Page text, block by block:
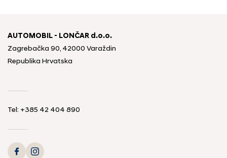
AUTOMOBIL - LONČAR d.o.o.
Zagrebačka 90, 42000 Varaždin
Republika Hrvatska
Tel: +385 42 404 890